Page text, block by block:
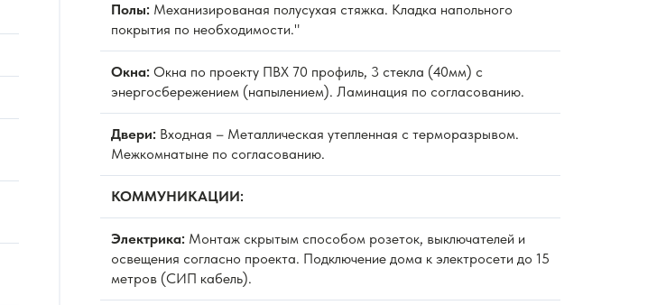
Полы: Механизированая полусухая стяжка. Кладка напольного
покрытия по необходимости."
Окна: Окна по проекту ПВХ 70 профиль, 3 стекла (40мм) с
энергосбережением (напылением). Ламинация по согласованию.
Двери: Входная – Металлическая утепленная с терморазрывом.
Межкомнатыне по согласованию.
КОММУНИКАЦИИ:
Электрика: Монтаж скрытым способом розеток, выключателей и
освещения согласно проекта. Подключение дома к электросети до 15
метров (СИП кабель).